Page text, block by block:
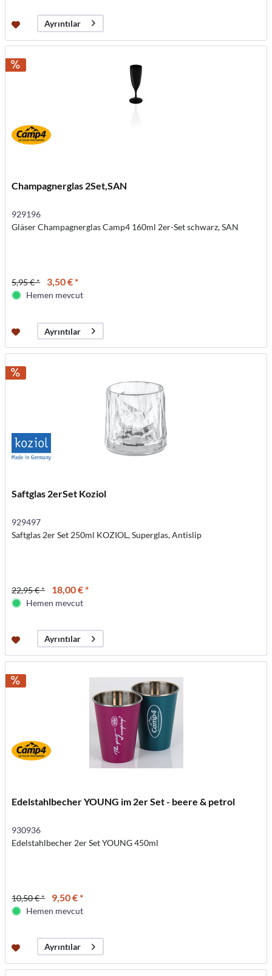
Ayrıntılar
Champagnerglas 2Set,SAN
929196
Gläser Champagnerglas Camp4 160ml 2er-Set schwarz, SAN
5,95 € * 3,50 € *
Hemen mevcut
Ayrıntılar
Saftglas 2erSet Koziol
929497
Saftglas 2er Set 250ml KOZIOL, Superglas, Antislip
22,95 € * 18,00 € *
Hemen mevcut
Ayrıntılar
Edelstahlbecher YOUNG im 2er Set - beere & petrol
930936
Edelstahlbecher 2er Set YOUNG 450ml
10,50 € * 9,50 € *
Hemen mevcut
Ayrıntılar